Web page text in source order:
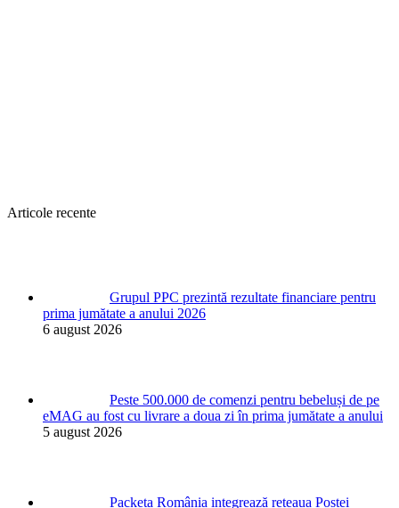
Articole recente
Grupul PPC prezintă rezultate financiare pentru
prima jumătate a anului 2026
6 august 2026
Peste 500.000 de comenzi pentru bebeluși de pe
eMAG au fost cu livrare a doua zi în prima jumătate a anului
5 august 2026
Packeta România integrează rețeaua Poștei